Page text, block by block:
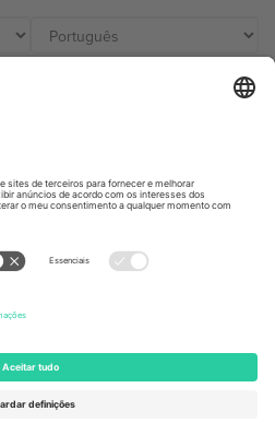
167 City Road, London, Greater
London, EC1V 1AW, United
United Arab Emirates